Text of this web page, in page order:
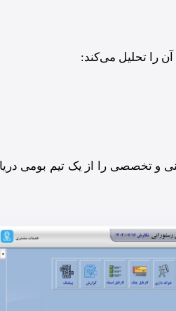
آن را تحلیل می‌کند:
و تخصصی را از یک تیم بومی